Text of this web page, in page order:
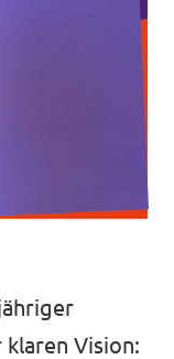
klaren Vision: